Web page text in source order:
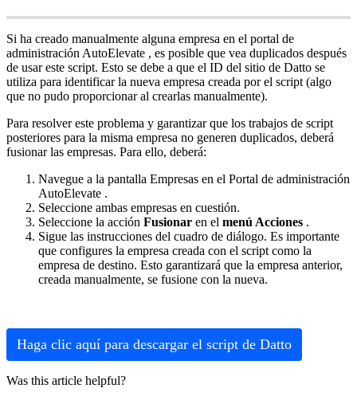
Si ha creado manualmente alguna empresa en el portal de
administración AutoElevate , es posible que vea duplicados después
de usar este script. Esto se debe a que el ID del sitio de Datto se
utiliza para identificar la nueva empresa creada por el script (algo
que no pudo proporcionar al crearlas manualmente).
Para resolver este problema y garantizar que los trabajos de script
posteriores para la misma empresa no generen duplicados, deberá
fusionar las empresas. Para ello, deberá:
Navegue a la pantalla Empresas en el Portal de administración
AutoElevate .
Seleccione ambas empresas en cuestión.
Seleccione la acción Fusionar en el menú Acciones .
Sigue las instrucciones del cuadro de diálogo. Es importante
que configures la empresa creada con el script como la
empresa de destino. Esto garantizará que la empresa anterior,
creada manualmente, se fusione con la nueva.
Haga clic aquí para descargar el script de Datto
Was this article helpful?